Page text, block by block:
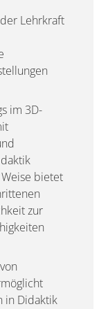
Lehrkraft
im 3D-
bietet
zur
in Didaktik